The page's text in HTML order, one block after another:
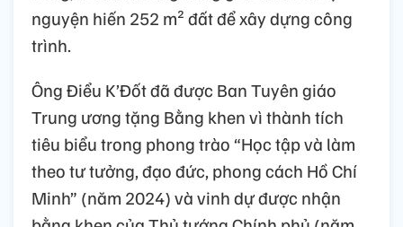
nguyện hiến 252 m² đất để xây dựng công
trình.
Ông Điểu K’Đốt đã được Ban Tuyên giáo
Trung ương tặng Bằng khen vì thành tích
tiêu biểu trong phong trào “Học tập và làm
theo tư tưởng, đạo đức, phong cách Hồ Chí
Minh” (năm 2024) và vinh dự được nhận